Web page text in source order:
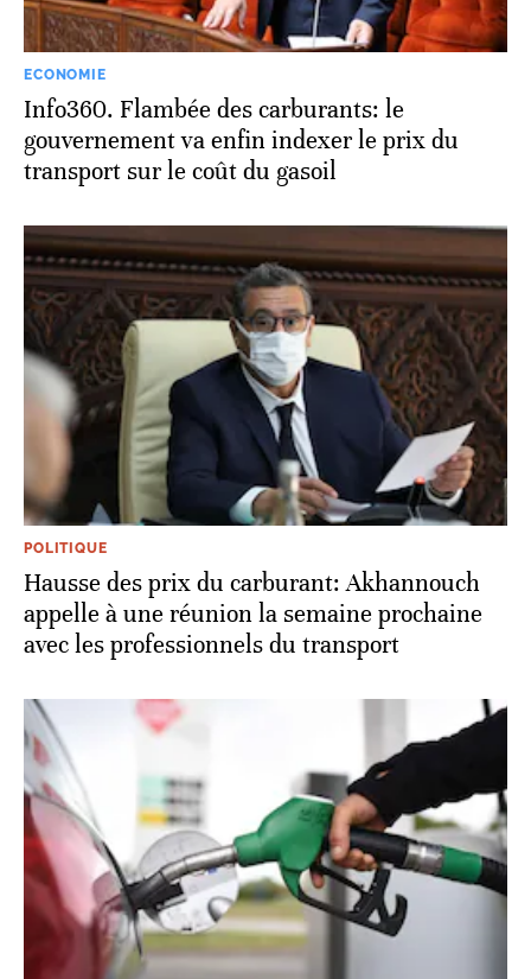
ECONOMIE
Info360. Flambée des carburants: le
gouvernement va enfin indexer le prix du
transport sur le coût du gasoil
POLITIQUE
Hausse des prix du carburant: Akhannouch
appelle à une réunion la semaine prochaine
avec les professionnels du transport